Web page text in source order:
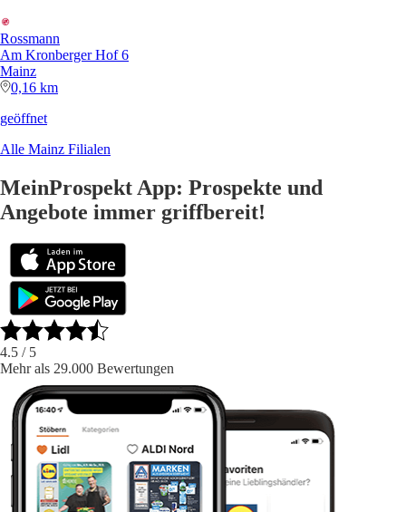
Rossmann
Am Kronberger Hof 6
Mainz
0,16 km
geöffnet
Alle Mainz Filialen
MeinProspekt App: Prospekte und
Angebote immer griffbereit!
4.5 / 5
Mehr als 29.000 Bewertungen